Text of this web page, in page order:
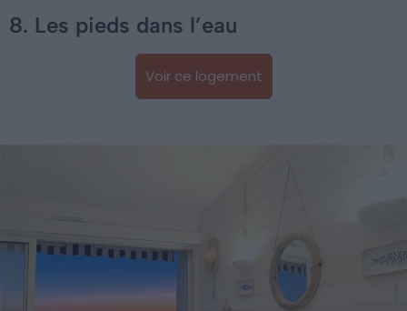
8. Les pieds dans l’eau
Voir ce logement